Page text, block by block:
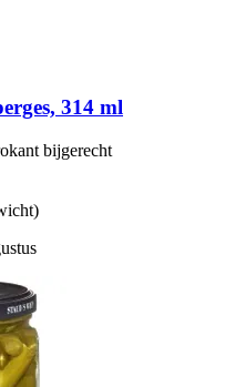
314 ml
bijgerecht